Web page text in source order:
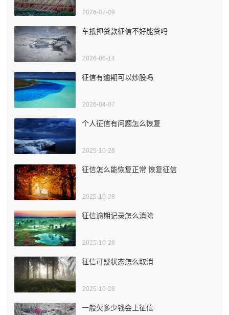
2026-07-09
车抵押贷款征信不好能贷吗
2026-06-14
征信有逾期可以炒股吗
2026-04-07
个人征信有问题怎么恢复
2025-10-28
征信怎么能恢复正常 恢复征信
2025-10-28
征信逾期记录怎么消除
2025-10-28
征信可疑状态怎么取消
2025-10-28
一般欠多少钱会上征信